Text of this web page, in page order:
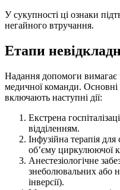
У сукупності ці ознаки
негайного втручання.
Етапи
Надання допомоги вимагає
медичної команди. Основні
включають наступні дії:
Екстрена
відділенням.
Інфузійна терапія для
об’єму циркулюючої
Анестезіологічне
знеболювальних або
інверсії).